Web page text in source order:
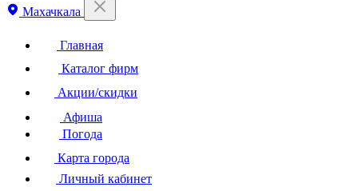
Махачкала
Главная
Каталог фирм
Акции/скидки
Афиша
Погода
Карта города
Личный кабинет